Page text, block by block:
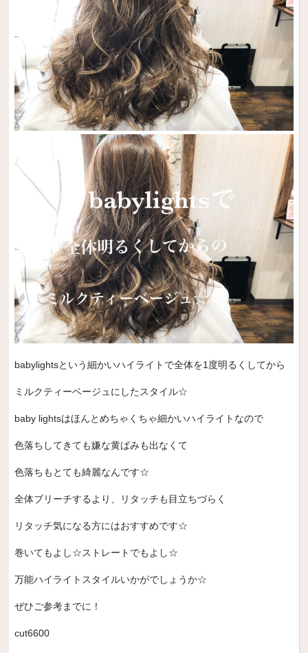
babylightsという細かいハイライトで全体を1度明るくしてから
ミルクティーベージュにしたスタイル☆
baby lightsはほんとめちゃくちゃ細かいハイライトなので
色落ちしてきても嫌な黄ばみも出なくて
色落ちもとても綺麗なんです☆
全体ブリーチするより、リタッチも目立ちづらく
リタッチ気になる方にはおすすめです☆
巻いてもよし☆ストレートでもよし☆
万能ハイライトスタイルいかがでしょうか☆
ぜひご参考までに！
cut6600